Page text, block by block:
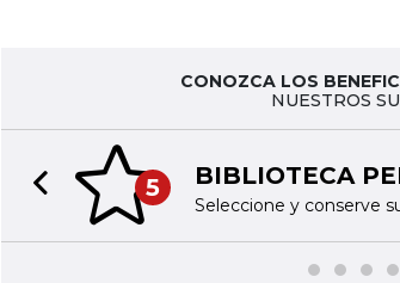
CONOZCA LOS
NUESTROS
5 BIBLIOTECA
Seleccione y conserve
Previous slide